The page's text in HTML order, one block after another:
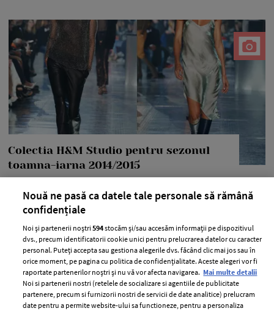
Colectia H&M Studio pentru sezonul
toamna-iarna 2014/2015
Noua colectie H&M Studio, compusa din articole cheie
pentru toamna anului 2014, a fost prezentata aseara, in
cadrul Saptamanii Modei de la Paris. Evenimentul a avut
loc la Grand Palais, in prezenta a 600 de invitati, printre
care Miranda Kerr, Jessica Alba si Solange Knowels.
+ MAI MULTE
Nouă ne pasă ca datele tale personale să rămână
confidențiale
Noi și partenerii noștri594stocăm și/sau accesăm informații pe dispozitivul
dvs., precum identificatorii cookie unici pentru prelucrarea datelor cu caracter
personal. Puteți accepta sau gestiona alegerile dvs. făcând clic mai jos sau în
orice moment, pe pagina cu politica de confidențialitate. Aceste alegeri vor fi
raportate partenerilor noștri și nu vă vor afecta navigarea. Mai multe detalii
Noi si partenerii nostri (retelele de socializare si agentiile de publicitate
partenere, precum si furnizorii nostri de servicii de date analitice) prelucram
date pentru a permite website-ului sa functioneze, pentru a personaliza